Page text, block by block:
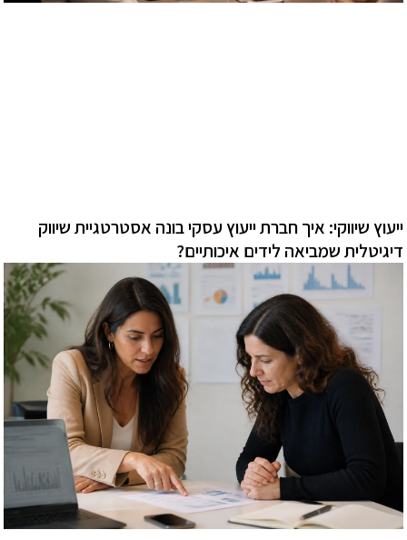
ייעוץ שיווקי: איך חברת ייעוץ עסקי בונה אסטרטגיית שיווק
דיגיטלית שמביאה לידים איכותיים?